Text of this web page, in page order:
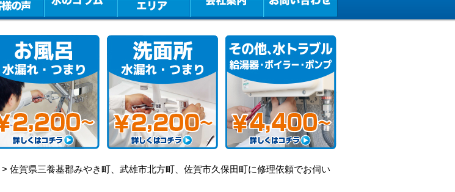
> 佐賀県三養基郡みやき町、武雄市北方町、佐賀市久保田町に修理依頼でお伺い